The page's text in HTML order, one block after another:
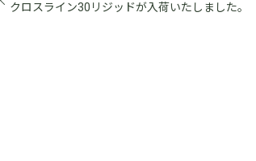
クロスライン30リジッドが入荷いたしました。